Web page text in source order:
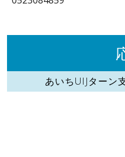
あいちUIJターン